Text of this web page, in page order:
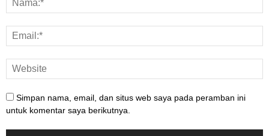
Simpan nama, email, dan situs web saya pada peramban ini
untuk komentar saya berikutnya.